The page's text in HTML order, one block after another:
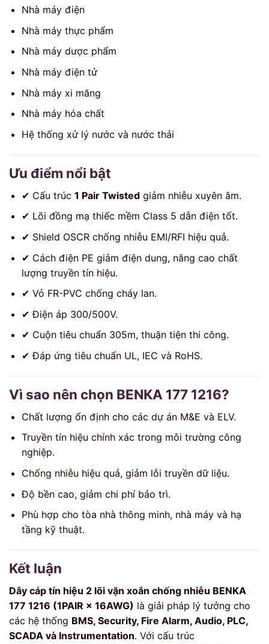
Nhà máy điện
Nhà máy thực phẩm
Nhà máy dược phẩm
Nhà máy điện tử
Nhà máy xi măng
Nhà máy hóa chất
Hệ thống xử lý nước và nước thải
Ưu điểm nổi bật
✔ Cấu trúc 1 Pair Twistedgiảm nhiễu xuyên âm.
✔ Lõi đồng mạ thiếc mềm Class 5 dẫn điện tốt.
✔ Shield OSCR chống nhiễu EMI/RFI hiệu quả.
✔ Cách điện PE giảm điện dung, nâng cao chất
lượng truyền tín hiệu.
✔ Vỏ FR-PVC chống cháy lan.
✔ Điện áp 300/500V.
✔ Cuộn tiêu chuẩn 305m, thuận tiện thi công.
✔ Đáp ứng tiêu chuẩn UL, IEC và RoHS.
Vì sao nên chọn BENKA 177 1216?
Chất lượng ổn định cho các dự án M&E và ELV.
Truyền tín hiệu chính xác trong môi trường công
nghiệp.
Chống nhiễu hiệu quả, giảm lỗi truyền dữ liệu.
Độ bền cao, giảm chi phí bảo trì.
Phù hợp cho tòa nhà thông minh, nhà máy và hạ
tầng kỹ thuật.
Kết luận
Dây cáp tín hiệu 2 lõi vặn xoắn chống nhiễu BENKA
177 1216 (1PAIR × 16AWG) là giải pháp lý tưởng cho
các hệ thống BMS, Security, Fire Alarm, Audio, PLC,
SCADA và Instrumentation. Với cấu trúc